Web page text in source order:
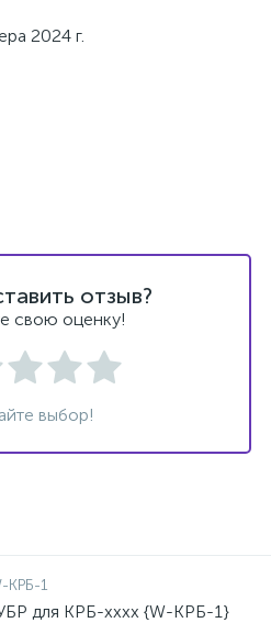
2024 г.
отзыв?
свою оценку!
выбор!
КРБ-1
для КРБ-хххх {W-КРБ-1}